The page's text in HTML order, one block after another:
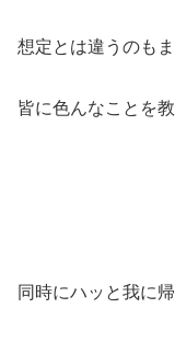
想定とは違うのも
皆に色んなことを
同時にハッと我に帰